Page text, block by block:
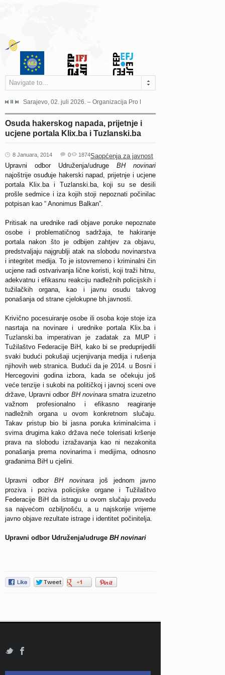
Navigate to...
Grada Sarajeva povodom Dana Sarajeva dugogodišnjoj...
Sarajevo, 02. juli 2026. – Organizacija Pro Educa juče je uspješno
Osuda hakerskog napada, prijetnje i
ucjene portala Klix.ba i Tuzlanski.ba
8 Januara, 2014 Saopćenja za javnost
0 1874
Upravni odbor Udruženja/udruge BH novinari
najoštrije osuđuje hakerski napad, prijetnje i ucjene
portala Klix.ba i Tuzlanski.ba, koji su se desili
prošle sedmice i iza kojih stoji nepoznati počinilac
potpisan kao “ Anonimus Balkan”.
Pritisak na urednike radi objave poruke nepoznate
osobe i problematičnog sadržaja, te hakiranje
portala nakon što je odbijen zahtjev za objavu,
predstvaljaju najgrublji atak na slobodu novinarstva
i integritet medija. To je istovremeno i kriminalni čin
ucjene radi ostvarivanja lične koristi, koji traži hitnu,
adekvatnu i efikasnu reakciju nadležnih policijskih i
tužilačkih organa, kao i javnu osudu takvog
ponašanja od strane cjelokupne bh.javnosti.
Krivično pocesuiranje osobe ili osoba koje stoje iza
nasrtaja na novinare i urednike portala Klix.ba i
Tuzlanski.ba imperativan je zadatak za MUP i
Tužilaštvo Federacije BiH, kako bi se preduprijedili
svaki budući pokušaji ucjenjivanja medija i rušenja
njihovih web stranica. Budući da je 2014. u Bosni i
Hercegovini godina izbora, kada se očekuju još
veće tenzije i sukobi na političkoj i javnoj sceni ove
države, Upravni odbor BH novinarasmatra izuzetno
važnom profesionalno i efikasno reagiranje
nadležnih organa u ovom konkretnom slučaju.
Takav pristup bio bi jasna poruka kriminalcima i
svima drugima kako država neće tolerisati kršenje
prava na slobodu izražavanja kao ni nezakonita
ponašanja prema novinarima i medijima, odnosno
građanima BiH u cjelini.
Upravni odborBH novinarajoš jednom javno
proziva i poziva policijske organe i Tužilaštvo
Federacije BiH da istragu u ovom slučaju provedu
sa najvećom ozbiljnošću, a u najskorije vrijeme
javno objave rezultate istrage i identitet počinitelja.
Upravni odbor Udruženja/udruge BH novinari